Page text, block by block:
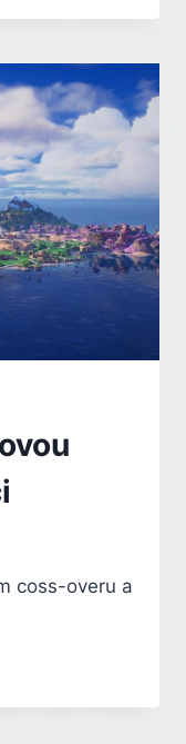
coss-overu a